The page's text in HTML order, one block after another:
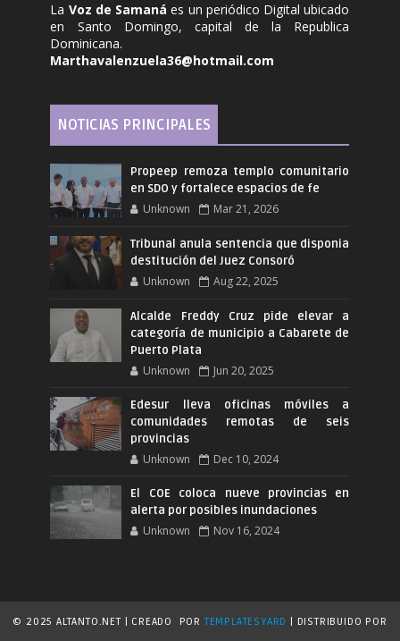
La Voz de Samanáes un periódico Digital ubicado
en Santo Domingo, capital de la Republica
Dominicana.
Marthavalenzuela36@hotmail.com
NOTICIAS PRINCIPALES
Propeep remoza templo comunitario
en SDO y fortalece espacios de fe
Unknown Mar 21, 2026
Tribunal anula sentencia que disponia
destitución del Juez Consoró
Unknown Aug 22, 2025
Alcalde Freddy Cruz pide elevar a
categoría de municipio a Cabarete de
Puerto Plata
Unknown Jun 20, 2025
Edesur lleva oficinas móviles a
comunidades remotas de seis
provincias
Unknown Dec 10, 2024
El COE coloca nueve provincias en
alerta por posibles inundaciones
Unknown Nov 16, 2024
© 2025 ALTANTO.NET | CREADO PORTEMPLATESYARD | DISTRIBUIDO POR